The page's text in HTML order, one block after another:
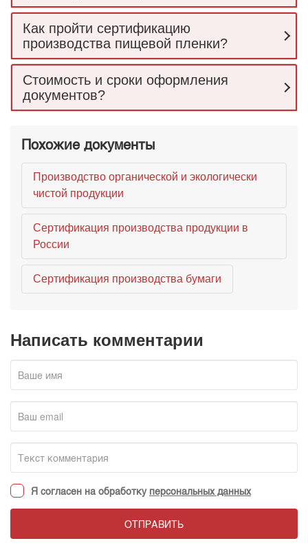
Как пройти сертификацию
производства пищевой пленки?
Стоимость и сроки оформления
документов?
Похожие документы
Производство органической и экологически
чистой продукции
Сертификация производства продукции в
России
Сертификация производства бумаги
Написать комментарии
Я согласен на обработку персональных данных
ОТПРАВИТЬ